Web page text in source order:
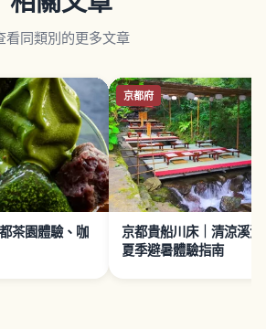
看同類別的更多文章
茶園體驗、咖
京都府
京都貴船川床｜清涼溪
夏季避暑體驗指南